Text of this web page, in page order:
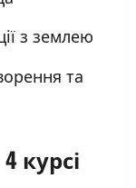
з землею
та
курсі